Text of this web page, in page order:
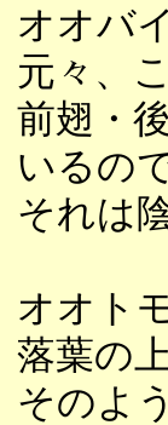
オオバ
元々、
前翅・
いるの
それは
オオト
落葉の
そのよ